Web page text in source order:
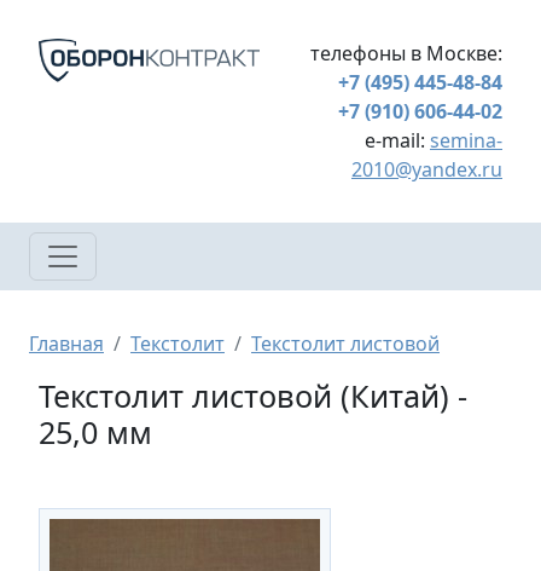
телефоны в Москве:
+7 (495) 445-48-84
+7 (910) 606-44-02
e-mail: semina-
2010@yandex.ru
Строка навигации
Главная Текстолит Текстолит листовой
Текстолит листовой (Китай) -
25,0 мм